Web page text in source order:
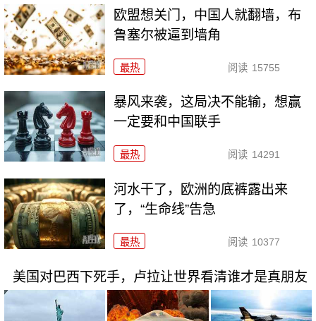
欧盟想关门，中国人就翻墙，布
鲁塞尔被逼到墙角
最热 阅读 15755
暴风来袭，这局决不能输，想赢
一定要和中国联手
最热 阅读 14291
河水干了，欧洲的底裤露出来
了，“生命线”告急
最热 阅读 10377
美国对巴西下死手，卢拉让世界看清谁才是真朋友